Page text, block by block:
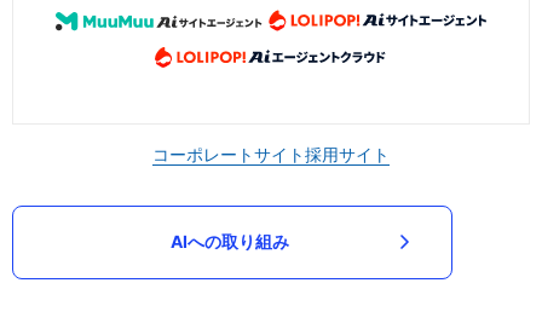
コーポレートサイト採用サイト
AIへの取り組み